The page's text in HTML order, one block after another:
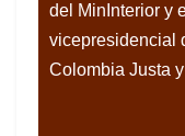
del MinInterior y
vicepresidencial
Colombia Justa